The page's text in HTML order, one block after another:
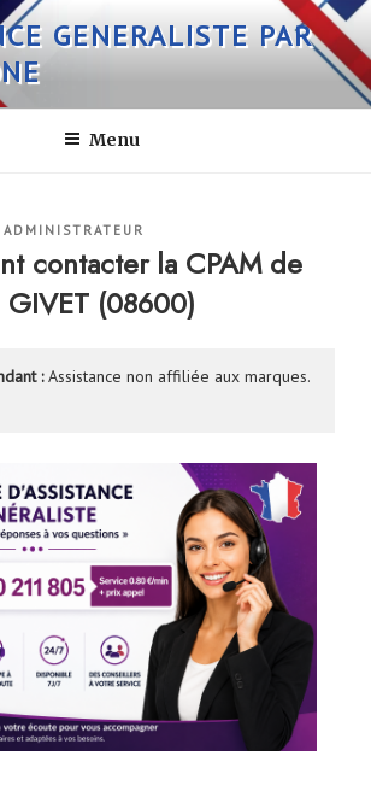
GENERALISTE PAR
Menu
ADMINISTRATEUR
contacter la CPAM de
GIVET (08600)
:Assistance non affiliée aux marques.